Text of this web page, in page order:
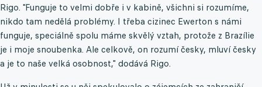
Rigo. "Funguje to velmi dobře i v kabině, všichni si rozumíme,
nikdo tam nedělá problémy. I třeba cizinec Ewerton s námi
funguje, speciálně spolu máme skvělý vztah, protože z Brazílie
je i moje snoubenka. Ale celkově, on rozumí česky, mluví česky
a je to naše velká osobnost," dodává Rigo.